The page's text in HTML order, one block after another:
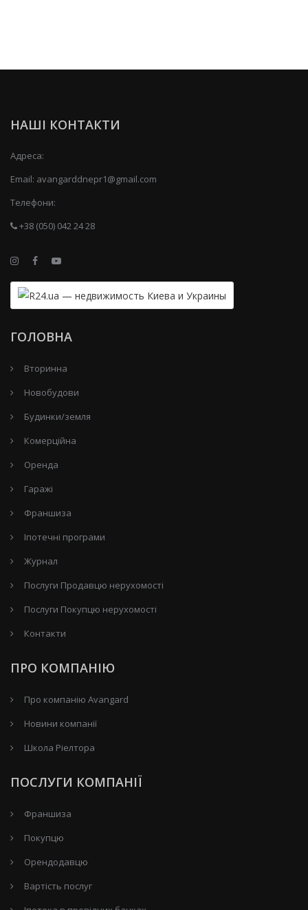
НАШІ КОНТАКТИ
Адреса:
Email: avangarddnepr1@gmail.com
Телефони:
+38 (050) 042 24 28
ГОЛОВНА
Вторинна
Новобудови
Будинки/земля
Комерційна
Оренда
Гаражі
Франшиза
Іпотечні програми
Журнал
Послуги Продавцю нерухомості
Послуги Покупцю нерухомості
Контакти
ПРО КОМПАНІЮ
Про компанію Avangard
Новини компанії
Школа Ріелтора
ПОСЛУГИ КОМПАНІЇ
Франшиза
Покупцю
Орендодавцю
Вартість послуг